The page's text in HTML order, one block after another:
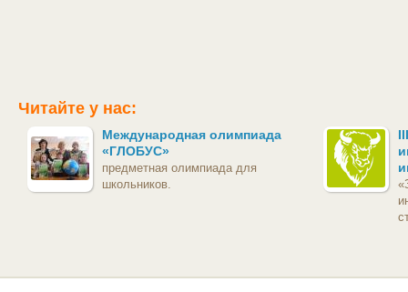
Читайте у нас:
Международная олимпиада
«ГЛОБУС»
предметная олимпиада для
школьников.